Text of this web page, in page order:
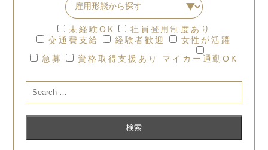
未経験OK
社員登用制度あり
交通費支給
経験者歓迎
女性が活躍
急募
資格取得支援あり マイカー通勤OK